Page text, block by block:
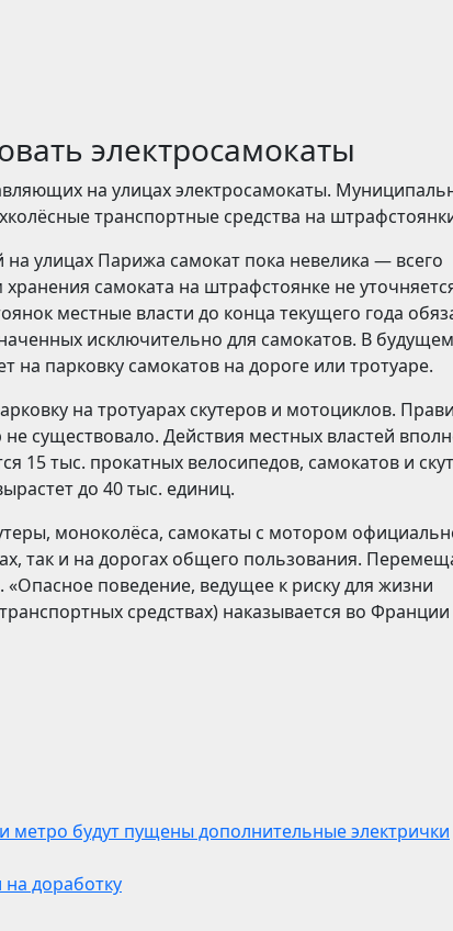
электросамокаты
на улицах электросамокаты.
транспортные средства на
улицах Парижа самокат пока невелика — всего
самоката на штрафстоянке не
местные власти до конца текущего года
исключительно для самокатов. В будущем
на парковку самокатов на дороге или тротуаре.
на тротуарах скутеров и мотоциклов.
существовало. Действия местных властей
15 тыс. прокатных велосипедов, самокатов и
до 40 тыс. единиц.
моноколёса, самокаты с мотором
так и на дорогах общего пользования.
поведение, ведущее к риску для жизни
средствах) наказывается во
метро будут пущены дополнительные электрички
доработку